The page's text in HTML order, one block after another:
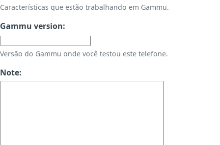
Características que estão trabalhando em Gammu.
Gammu version:
Versão do Gammu onde você testou este telefone.
Note: